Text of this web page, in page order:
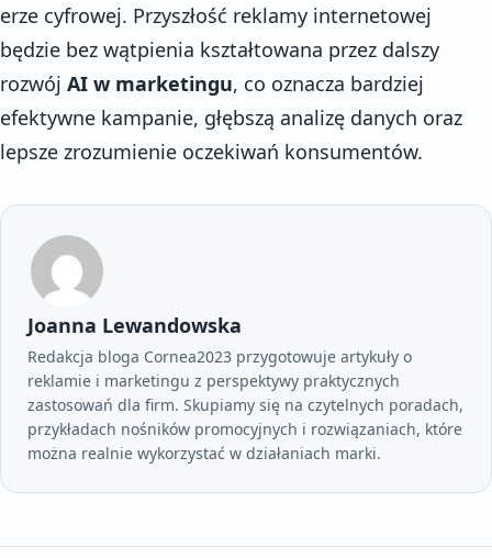
erze cyfrowej. Przyszłość reklamy internetowej
będzie bez wątpienia kształtowana przez dalszy
rozwój AI w marketingu, co oznacza bardziej
efektywne kampanie, głębszą analizę danych oraz
lepsze zrozumienie oczekiwań konsumentów.
Joanna Lewandowska
Redakcja bloga Cornea2023 przygotowuje artykuły o
reklamie i marketingu z perspektywy praktycznych
zastosowań dla firm. Skupiamy się na czytelnych poradach,
przykładach nośników promocyjnych i rozwiązaniach, które
można realnie wykorzystać w działaniach marki.